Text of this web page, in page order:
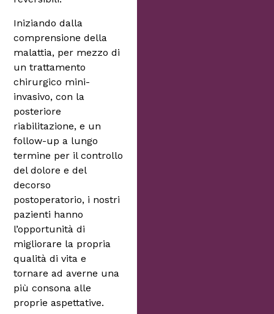
Iniziando dalla
comprensione della
malattia, per mezzo di
un trattamento
chirurgico mini-
invasivo, con la
posteriore
riabilitazione, e un
follow-up a lungo
termine per il controllo
del dolore e del
decorso
postoperatorio, i nostri
pazienti hanno
l’opportunità di
migliorare la propria
qualità di vita e
tornare ad averne una
più consona alle
proprie aspettative.